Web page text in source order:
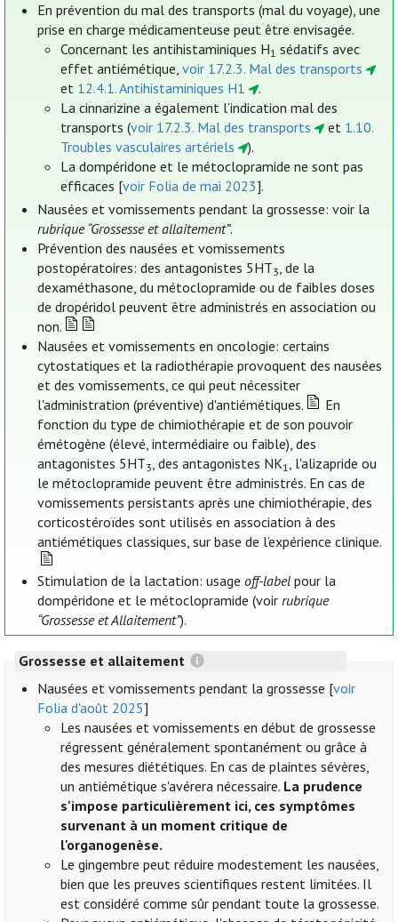
En prévention du mal des transports (mal du voyage), une
prise en charge médicamenteuse peut être envisagée.
Concernant les antihistaminiques H1 sédatifs avec
effet antiémétique,voir 17.2.3. Mal des transports
et 12.4.1. Antihistaminiques H1
.
La cinnarizine a également l’indication mal des
transports (voir 17.2.3. Mal des transports et 1.10.
Troubles vasculaires artériels
).
La dompéridone et le métoclopramide ne sont pas
efficaces [voir Folia de mai 2023].
Nausées et vomissements pendant la grossesse: voir la
rubrique “Grossesse et allaitement”.
Prévention des nausées et vomissements
postopératoires: des antagonistes 5HT3, de la
dexaméthasone, du métoclopramide ou de faibles doses
de dropéridol peuvent être administrés en association ou
non.
Nausées et vomissements en oncologie: certains
cytostatiques et la radiothérapie provoquent des nausées
et des vomissements, ce qui peut nécessiter
l'administration (préventive) d'antiémétiques.
En
fonction du type de chimiothérapie et de son pouvoir
émétogène (élevé, intermédiaire ou faible), des
antagonistes 5HT3, des antagonistes NK1, l'alizapride ou
le métoclopramide peuvent être administrés. En cas de
vomissements persistants après une chimiothérapie, des
corticostéroïdes sont utilisés en association à des
antiémétiques classiques, sur base de l’expérience clinique.
Stimulation de la lactation: usageoff-label pour la
dompéridone et le métoclopramide (voirrubrique
“Grossesse et Allaitement”).
Grossesse et allaitement
Nausées et vomissements pendant la grossesse [voir
Folia d'août 2025]
Les nausées et vomissements en début de grossesse
régressent généralement spontanément ou grâce à
des mesures diététiques. En cas de plaintes sévères,
un antiémétique s'avérera nécessaire. La prudence
s'impose particulièrement ici, ces symptômes
survenant à un moment critique de
l'organogenèse.
Le gingembre peut réduire modestement les nausées,
bien que les preuves scientifiques restent limitées. Il
est considéré comme sûr pendant toute la grossesse.